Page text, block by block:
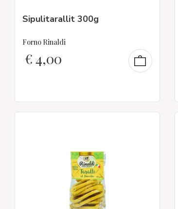
Sipulitarallit 300g
Forno Rinaldi
€4,00